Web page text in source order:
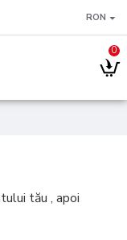
RON
0
tău , apoi